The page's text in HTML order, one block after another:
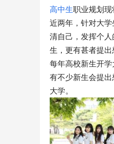
高中生职业规划现
近两年，针对大
清自己，发挥个
生，更有甚者提出
每年高校新生开
有不少新生会提
大学。